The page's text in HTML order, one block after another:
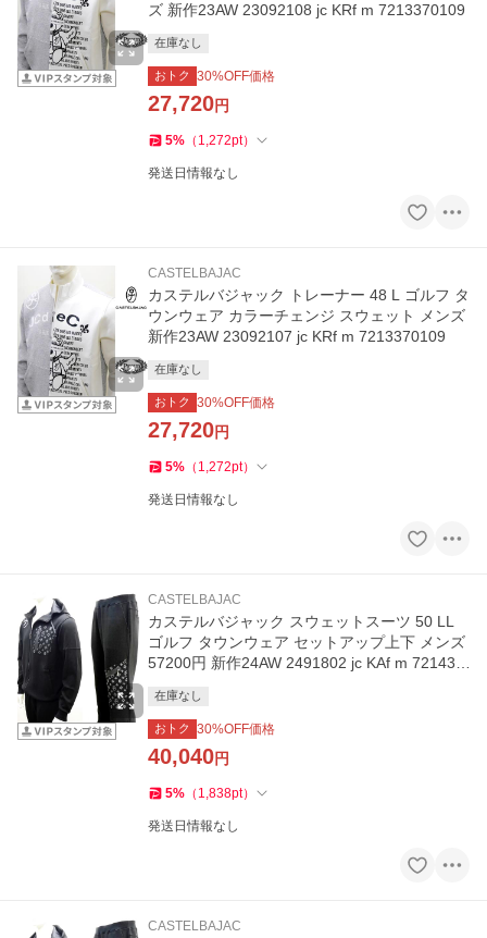
ズ 新作23AW 23092108 jc KRf m 7213370109
在庫なし
おトク 30%OFF価格
27,720円
5% （ 1,272pt）
発送日情報なし
CASTELBAJAC
カステルバジャック トレーナー 48 L ゴルフ タ
ウンウェア カラーチェンジ スウェット メンズ
新作23AW 23092107 jc KRf m 7213370109
在庫なし
おトク 30%OFF価格
27,720円
5% （ 1,272pt）
発送日情報なし
CASTELBAJAC
カステルバジャック スウェットスーツ 50 LL
ゴルフ タウンウェア セットアップ上下 メンズ
57200円 新作24AW 2491802 jc KAf m 721437
在庫なし
おトク 30%OFF価格
40,040円
5% （ 1,838pt）
発送日情報なし
CASTELBAJAC